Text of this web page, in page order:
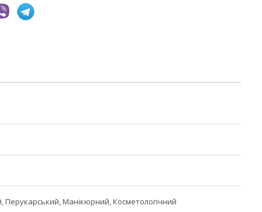
Манікюрний, Косметологічний